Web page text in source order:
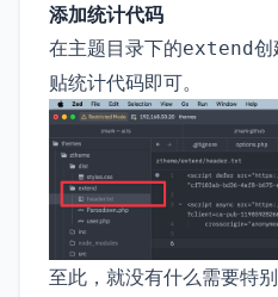
添加统计代码
在主题目录下的extend创
贴统计代码即可。
至此，就没有什么需要特